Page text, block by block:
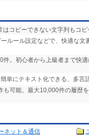
コピーできない文字列もコ
ルール設定などで、快適な
。初心者から上級者まで快
単にテキスト化できる、多言
も可能。最大10,000件の履歴
ネット＆通信